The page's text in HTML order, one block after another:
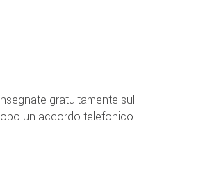
gratuitamente sul
un accordo telefonico.